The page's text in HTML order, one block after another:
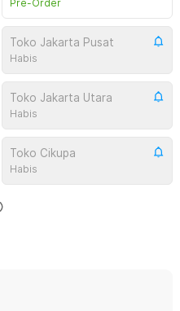
Pre-Order
Toko Jakarta Pusat
Habis
Toko Jakarta Utara
Habis
Toko Cikupa
Habis